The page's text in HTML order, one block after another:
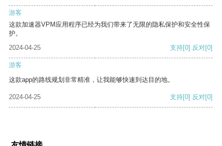
游客
这款加速器VPM应用程序已经为我们带来了无限的隐私保护和安全性保
护。
2024-04-25
支持[0] 反对[0]
游客
这款app的路线规划非常精准，让我能够快速到达目的地。
2024-04-25 支持[0] 反对[0]